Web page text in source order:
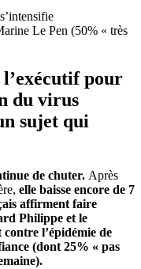
Le Pen (50% « très
pour
du virus
sujet qui
de chuter. Après
elle baisse encore de 7
affirment faire
Philippe et le
l’épidémie de
(dont 25% « pas